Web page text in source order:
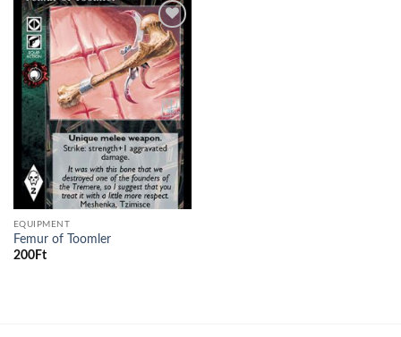
Add to
wishlist
EQUIPMENT
Femur of Toomler
200Ft